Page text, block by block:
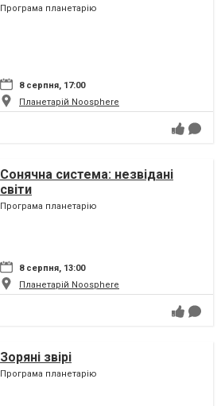
Програма планетарію
8 серпня, 17:00
Планетарій Noosphere
Сонячна система: незвідані
світи
Програма планетарію
8 серпня, 13:00
Планетарій Noosphere
Зоряні звірі
Програма планетарію